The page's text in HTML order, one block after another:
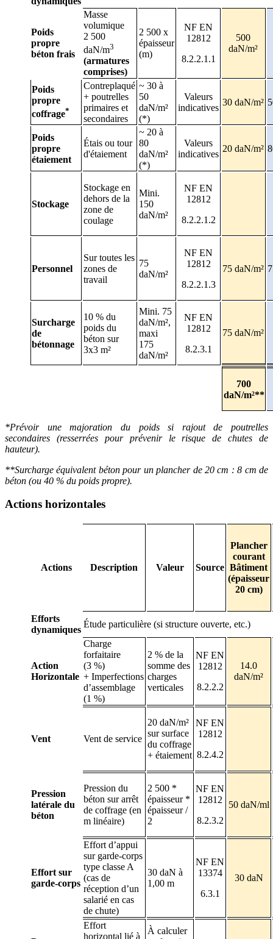
Poids
propre
béton frais
Masse
volumique
2 500
daN/m3
(armatures
comprises)
2 500 x
épaisseur
(m)
NF EN
12812
8.2.2.1.1
500
daN/m²
Poids
propre
coffrage*
Contreplaqué
+ poutrelles
primaires et
secondaires
~ 30 à
50
daN/m²
(*)
Valeurs
indicatives
30 daN/m²
Poids
propre
étaiement
Étais ou tour
d'étaiement
~ 20 à
80
daN/m²
(*)
Valeurs
indicatives
20 daN/m²
Stockage
Stockage en
dehors de la
zone de
coulage
Mini.
150
daN/m²
NF EN
12812
8.2.2.1.2
Personnel
Sur toutes les
zones de
travail
75
daN/m²
NF EN
12812
8.2.2.1.3
75 daN/m²
Surcharge
de
bétonnage
10 % du
poids du
béton sur
3x3 m²
Mini. 75
daN/m²,
maxi
175
daN/m²
NF EN
12812
8.2.3.1
75 daN/m²
700
daN/m²**
*Prévoir une majoration du poids si rajout de poutrelles
secondaires (resserrées pour prévenir le risque de chutes de
hauteur).
**Surcharge équivalent béton pour un plancher de 20 cm : 8 cm de
béton (ou 40 % du poids propre).
Actions horizontales
Actions Description Valeur Source
Plancher
courant
Bâtiment
(épaisseur
20 cm)
Efforts
dynamiques
Étude particulière (si structure ouverte, etc.)
Action
Horizontale
Charge
forfaitaire
(3 %)
+ Imperfections
d’assemblage
(1 %)
2 % de la
somme des
charges
verticales
NF EN
12812
8.2.2.2
14.0
daN/m²
Vent Vent de service
20 daN/m²
sur surface
du coffrage
+ étaiement
NF EN
12812
8.2.4.2
Pression
latérale du
béton
Pression du
béton sur arrêt
de coffrage (en
m linéaire)
2 500 *
épaisseur *
épaisseur /
2
NF EN
12812
8.2.3.2
50 daN/ml
Effort sur
garde-corps
Effort d’appui
sur garde-corps
type classe A
(cas de
réception d’un
salarié en cas
de chute)
30 daN à
1,00 m
NF EN
13374
6.3.1
30 daN
Effort
horizontal lié à
À calculer